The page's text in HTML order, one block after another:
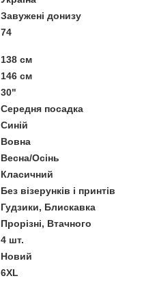
Завужені донизу
74
138 см
146 см
30"
Середня посадка
Синій
Вовна
Весна/Осінь
Класичний
Без візерунків і принтів
Гудзики, Блискавка
Прорізні, Втачного
4 шт.
Новий
6XL